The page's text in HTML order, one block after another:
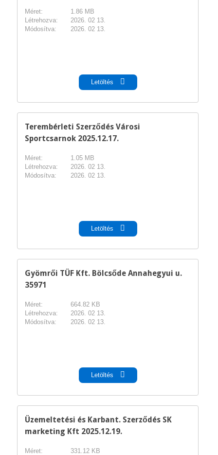
Méret:
1.86 MB
Létrehozva:
2026. 02 13.
Módosítva:
2026. 02 13.
Letöltés
Terembérleti Szerződés Városi
Sportcsarnok 2025.12.17.
Méret:
1.05 MB
Létrehozva:
2026. 02 13.
Módosítva:
2026. 02 13.
Letöltés
Gyömrői TÜF Kft. Bölcsőde Annahegyui u.
35971
Méret:
664.82 KB
Létrehozva:
2026. 02 13.
Módosítva:
2026. 02 13.
Letöltés
Üzemeltetési és Karbant. Szerződés SK
marketing Kft 2025.12.19.
Méret:
331.12 KB